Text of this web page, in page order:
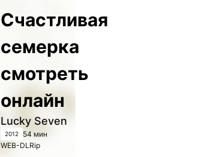
Счастливая
семерка
смотреть
онлайн
Lucky Seven
2012
54 мин
WEB-DLRip